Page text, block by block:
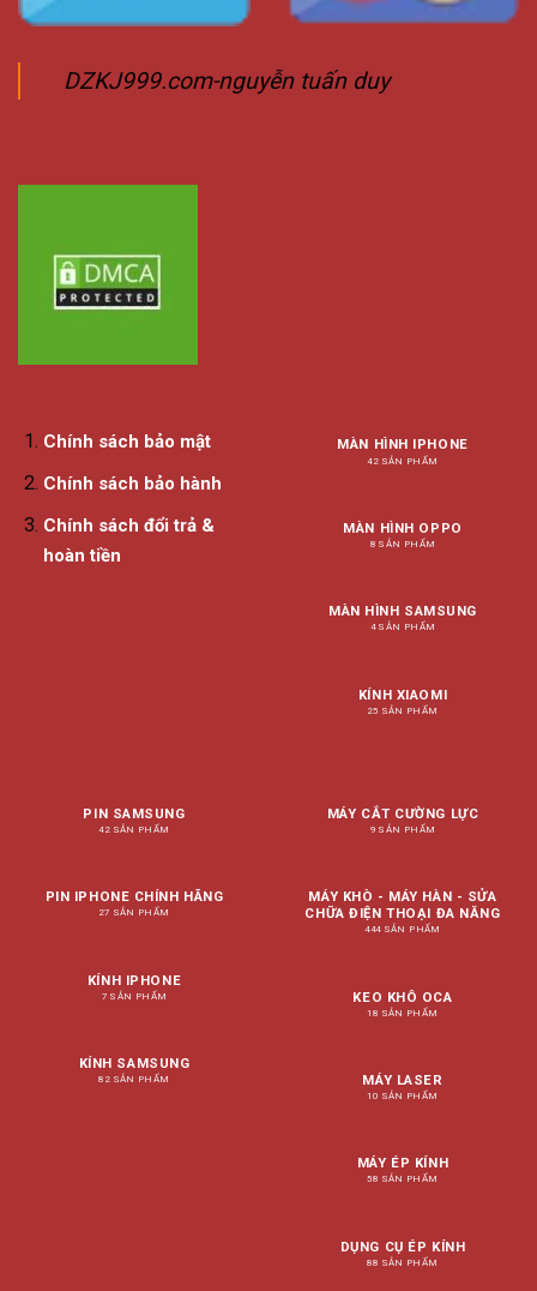
DZKJ999.com-nguyễn tuấn duy
Chính sách bảo mật
Chính sách bảo hành
Chính sách đổi trả &
hoàn tiền
MÀN HÌNH IPHONE
42 SẢN PHẨM
MÀN HÌNH OPPO
8 SẢN PHẨM
MÀN HÌNH SAMSUNG
4 SẢN PHẨM
KÍNH XIAOMI
25 SẢN PHẨM
PIN SAMSUNG
42 SẢN PHẨM
PIN IPHONE CHÍNH HÃNG
27 SẢN PHẨM
KÍNH IPHONE
7 SẢN PHẨM
KÍNH SAMSUNG
82 SẢN PHẨM
MÁY CẮT CƯỜNG LỰC
9 SẢN PHẨM
MÁY KHÒ - MÁY HÀN - SỬA
CHỮA ĐIỆN THOẠI ĐA NĂNG
444 SẢN PHẨM
KEO KHÔ OCA
18 SẢN PHẨM
MÁY LASER
10 SẢN PHẨM
MÁY ÉP KÍNH
58 SẢN PHẨM
DỤNG CỤ ÉP KÍNH
88 SẢN PHẨM